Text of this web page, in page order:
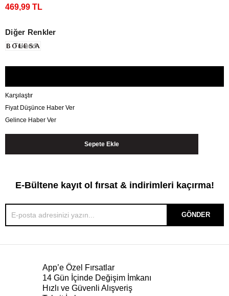
469,99 TL
Diğer Renkler
Tükendi
Karşılaştır
Fiyat Düşünce Haber Ver
Gelince Haber Ver
E-Bültene kayıt ol fırsat & indirimleri kaçırma!
GÖNDER
App’e Özel Fırsatlar
14 Gün İçinde Değişim İmkanı
Hızlı ve Güvenli Alışveriş